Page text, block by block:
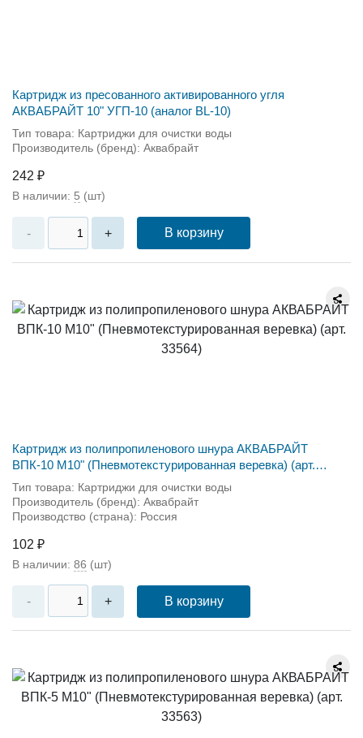
Картридж из пресованного активированного угля
АКВАБРАЙТ 10" УГП-10 (аналог BL-10)
Тип товара: Картриджи для очистки воды
Производитель (бренд): Аквабрайт
242 ₽
В наличии: 5 (шт)
- + В корзину
Картридж из полипропиленового шнура АКВАБРАЙТ
ВПК-10 М10" (Пневмотекстурированная веревка) (арт.
33564)
Тип товара: Картриджи для очистки воды
Производитель (бренд): Аквабрайт
Производство (страна): Россия
102 ₽
В наличии: 86 (шт)
- + В корзину